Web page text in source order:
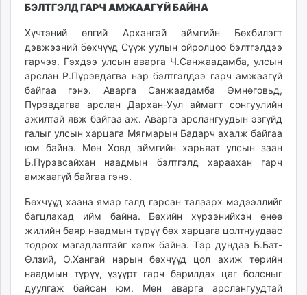
БЭЛТГЭЛД ГАРЧ АМЖААГҮЙ БАЙНА
Хүчтэний өлгий Архангай аймгийн Бөхбилэгт
дэвжээний бөхчүүд Сүүж уулын ойролцоо бэлтгэлдээ
гарчээ. Гэхдээ улсын аварга Ч.Санжаадамба, улсын
арслан Р.Пүрэвдагва нар бэлтгэлдээ гарч амжаагүй
байгаа гэнэ. Аварга Санжаадамба Өмнөговьд,
Пүрэвдагва арслан Дархан-Уул аймагт сонгуулийн
ажилтай явж байгаа аж. Аварга арслангуудын эзгүйд
галыг улсын харцага Мягмарын Бадарч ахалж байгаа
юм байна. Мөн Ховд аймгийн харьяат улсын заан
Б.Пүрэвсайхан наадмын бэлтгэлд хараахан гарч
амжаагүй байгаа гэнэ.
Бөхчүүд хаана ямар галд гарсан талаарх мэдээллийг
багцлахад ийм байна. Бөхийн хүрээнийхэн өнөө
жилийн баяр наадмын түрүү бөх харцага цолтнуудаас
тодрох магадлалтайг хэлж байна. Тэр дундаа Б.Бат-
Өлзий, О.Хангай нарын бөхчүүд цол ахиж төрийн
наадмын түрүү, үзүүрт гарч барилдах цаг болсныг
дуулгаж байсан юм. Мөн аварга арслангуудтай